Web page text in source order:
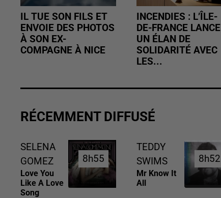
IL TUE SON FILS ET
ENVOIE DES PHOTOS
À SON EX-
COMPAGNE À NICE
INCENDIES : L’ÎLE-
DE-FRANCE LANCE
UN ÉLAN DE
SOLIDARITÉ AVEC
LES...
RÉCEMMENT DIFFUSÉ
SELENA
GOMEZ
Love You
Like A Love
Song
8h55
8h55
TEDDY
SWIMS
Mr Know It
All
8h52
8h52